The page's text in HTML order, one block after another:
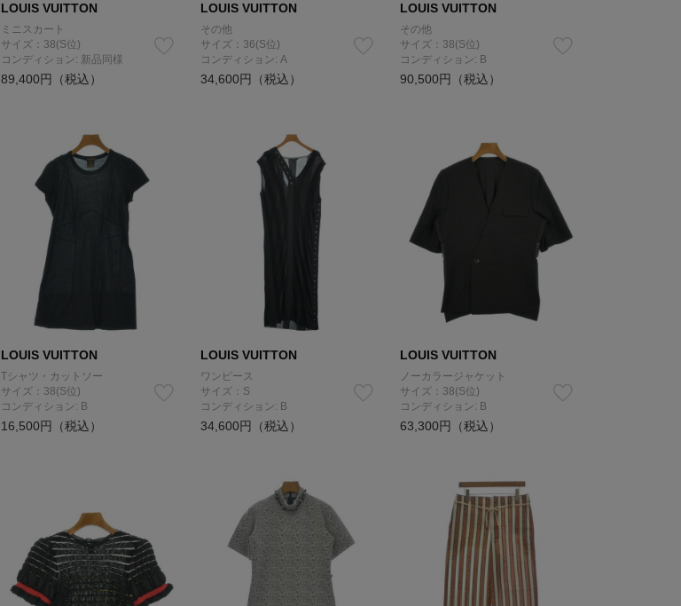
LOUIS VUITTON
ミニスカート
サイズ：38(S位)
コンディション: 新品同様
89,400円（税込）
LOUIS VUITTON
その他
サイズ：36(S位)
コンディション: A
34,600円（税込）
LOUIS VUITTON
その他
サイズ：38(S位)
コンディション: B
90,500円（税込）
LOUIS VUITTON
Tシャツ・カットソー
サイズ：38(S位)
コンディション: B
16,500円（税込）
LOUIS VUITTON
ワンピース
サイズ：S
コンディション: B
34,600円（税込）
LOUIS VUITTON
ノーカラージャケット
サイズ：38(S位)
コンディション: B
63,300円（税込）